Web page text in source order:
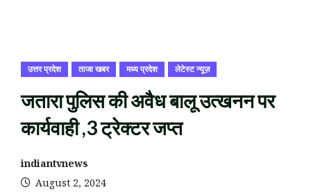
उत्तर प्रदेश ताजा खबर मध्य प्रदेश लेटेस्ट न्यूज़
जतारा पुलिस की अवैध बालू उत्खनन पर
कार्यवाही ,3 ट्रेक्टर जप्त
indiantvnews
August 2, 2024